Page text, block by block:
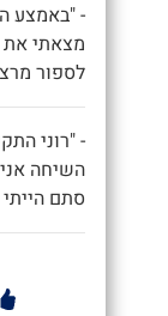
- "באמצע
מצאתי את
לספור
- "רוני
השיחה
סתם